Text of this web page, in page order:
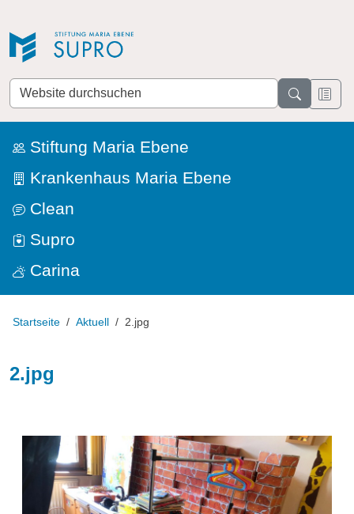
Website
durchsuchen
Stiftung Maria Ebene
Krankenhaus Maria Ebene
Clean
Supro
Carina
Startseite Aktuell 2.jpg
2.jpg